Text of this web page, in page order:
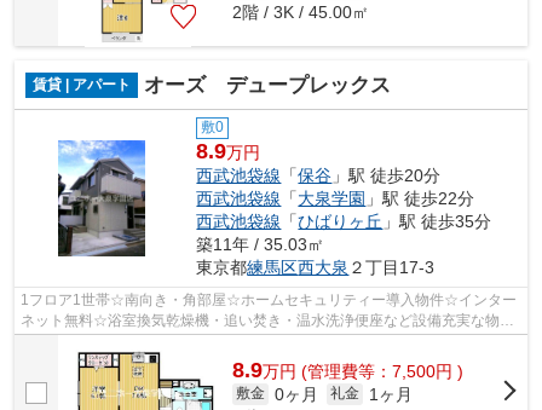
2階 / 3K / 45.00㎡
賃貸 | アパート オーズ デュープレックス
敷0
8.9万円
西武池袋線 「保谷 」駅 徒歩20分
西武池袋線 「大泉学園 」駅 徒歩22分
西武池袋線 「ひばりヶ丘 」駅 徒歩35分
築11年 / 35.03㎡
東京都練馬区西大泉 ２丁目17-3
1フロア1世帯☆南向き・角部屋☆ホームセキュリティー導入物件☆インター
ネット無料☆浴室換気乾燥機・追い焚き・温水洗浄便座など設備充実な物件
8.9万円 (管理費等：7,500円 )
敷金 0ヶ月 礼金
1ヶ月